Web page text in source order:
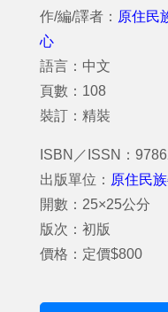
作/編/譯者： 原住民
心
語言：中文
頁數：108
裝訂：精裝
ISBN／ISSN：
出版單位： 原住民
開數：25×25公分
版次：初版
價格：定價$800